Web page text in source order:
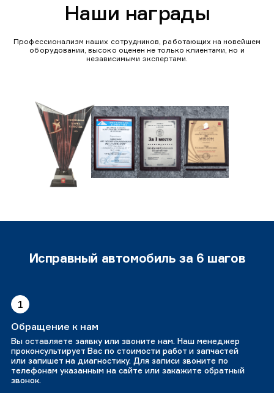
Наши награды
Профессионализм наших сотрудников, работающих на новейшем
оборудовании, высоко оценен не только клиентами, но и
независимыми экспертами.
Исправный автомобиль за 6 шагов
1
Обращение к нам
Вы оставляете заявку или звоните нам. Наш менеджер
проконсультирует Вас по стоимости работ и запчастей
или запишет на диагностику. Для записи звоните по
телефонам указанным на сайте или закажите обратный
звонок.